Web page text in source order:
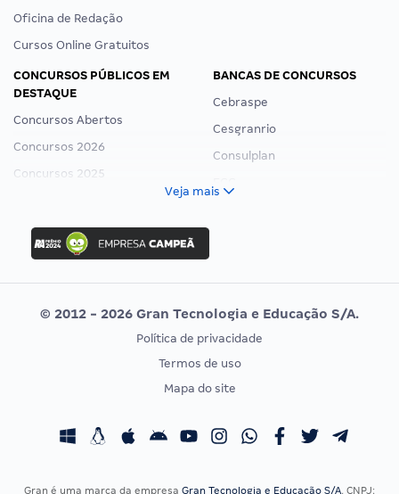
Oficina de Redação
Cursos Online Gratuitos
CONCURSOS PÚBLICOS EM
DESTAQUE
Concursos Abertos
Concursos 2026
Concursos 2025
Concurso Ibama
Concurso MPU
Editais publicados
BANCAS DE CONCURSOS
Cebraspe
Cesgranrio
Consulplan
Vunesp
CONCURSOS POR PROFISSÃO
Concursos Fiscais
EXAME DE ORDEM
Calendário OAB
Veja mais
© 2012 - 2026 Gran Tecnologia e Educação S/A.
Política de privacidade
Termos de uso
Mapa do site
Gran é uma marca da empresa Gran Tecnologia e Educação S/A, CNPJ: